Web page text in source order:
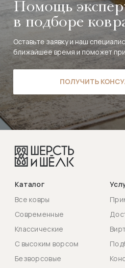
Помощь
в подборе
Оставьте заявку и наш
ближайшее время и поможет
ПОЛУЧИТЬ
Каталог
Все ковры
Современные
Классические
С высоким ворсом
Безворсовые